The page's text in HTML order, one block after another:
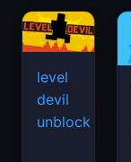
level
devil
unblock